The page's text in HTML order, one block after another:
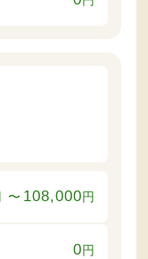
〜 108,000円
0円